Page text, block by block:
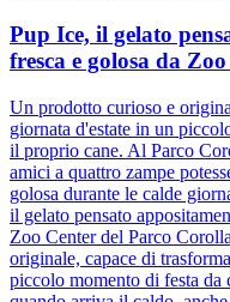
Pup Ice, il gelato
fresca e golosa da
Un prodotto curioso e
giornata d'estate in un
il proprio cane. Al Parco
amici a quattro zampe
golosa durante le calde
il gelato pensato
Zoo Center del Parco
originale, capace di
piccolo momento di festa da